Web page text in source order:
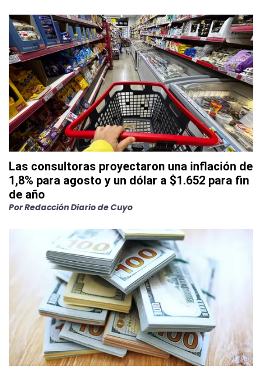
Las consultoras proyectaron una inflación de
1,8% para agosto y un dólar a $1.652 para fin
de año
PorRedacción Diario de Cuyo